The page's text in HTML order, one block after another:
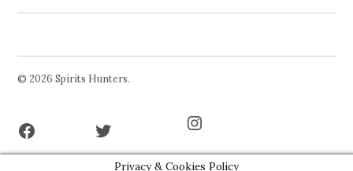
© 2026 Spirits Hunters.
Privacy & Cookies Policy